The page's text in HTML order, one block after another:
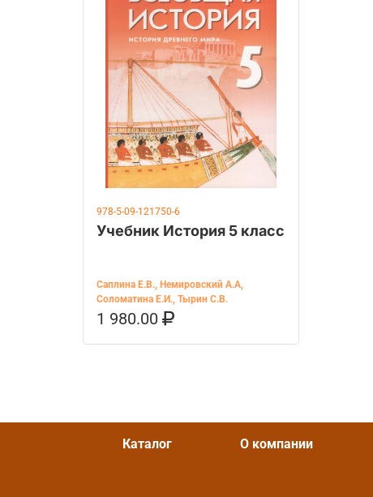
978-5-09-121750-6
Учебник История 5 класс
Саплина Е.В., Немировский А.А,
Соломатина Е.И., Тырин С.В.
1 980.00
В КОРЗИНУ
Каталог О компании